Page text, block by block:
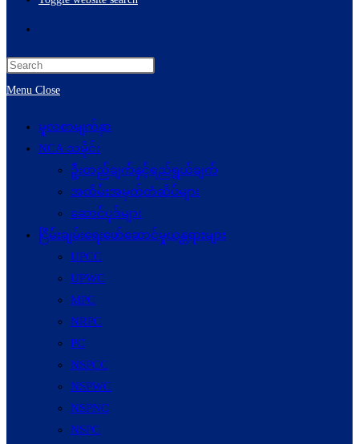
Menu Close
မူလစာမျက်နှာ
NCA သမိုင်း
ဦးတည်ချက်နှင့်ရည်ရွယ်ချက်
အထိမ်းအမှတ်တံဆိပ်များ
ဆောင်ပုဒ်များ
ငြိမ်းချမ်းရေးဖော်‌ဆောင်မှုယန္တရားများ
UPCC
UPWC
MPC
NRPC
PC
NSPCC
NSPWC
NSPNC
NSPC